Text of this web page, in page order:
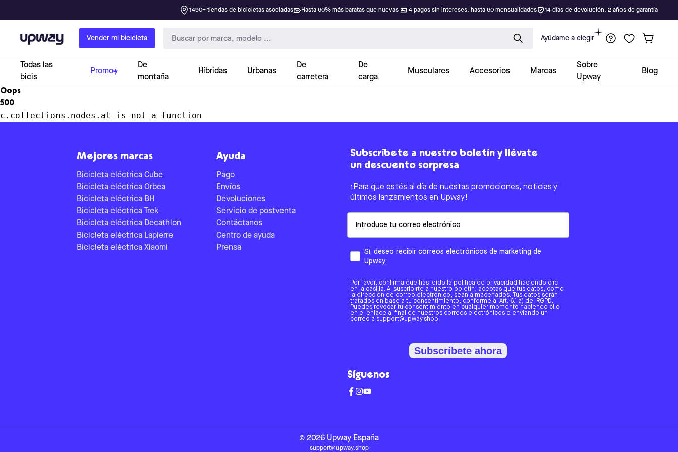
1490+ tiendas de bicicletas asociadas Hasta 60% más baratas que nuevas 4 pagos sin intereses, hasta 60 mensualidades 14 días de devolución, 2 años de garantía
Upway Vender mi bicicleta Ayúdame a elegir
Todas las
bicis
Promo
De
montaña
Híbridas Urbanas
De
carretera
De
carga
Musculares Accesorios Marcas
Sobre
Upway
Blog
Oops
500
c.collections.nodes.at is not a function
Mejores marcas
Bicicleta eléctrica Cube
Bicicleta eléctrica Orbea
Bicicleta eléctrica BH
Bicicleta eléctrica Trek
Bicicleta eléctrica Decathlon
Bicicleta eléctrica Lapierre
Bicicleta eléctrica Xiaomi
Ayuda
Pago
Envíos
Devoluciones
Servicio de postventa
Contáctanos
Centro de ayuda
Prensa
Subscríbete a nuestro boletín y llévate
un descuento sorpresa
¡Para que estés al día de nuestas promociones, noticias y
últimos lanzamientos en Upway!
Sí, deseo recibir correos electrónicos de marketing de
Upway.
Por favor, confirma que has leído la política de privacidad haciendo clic
en la casilla. Al suscribirte a nuestro boletín, aceptas que tus datos, como
la dirección de correo electrónico, sean almacenados. Tus datos serán
tratados en base a tu consentimiento, conforme al Art. 6.1 a) del RGPD.
Puedes revocar tu consentimiento en cualquier momento haciendo clic
en el enlace al final de nuestros correos electrónicos o enviando un
correo a support@upway.shop.
Subscríbete ahora
Síguenos
© 2026 Upway España
support@upway.shop